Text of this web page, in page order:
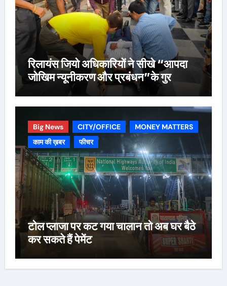
रिलायंस जियो अधिकारियों ने सीखे “आपदा
जोखिम न्यूनीकरण और प्रबंधन”के गुर
Big News CITY/OFFICE
MONEY MATTERS
काम की ख़बर
फीचर
टोल प्लाजा पर कट गया चालान तो अब घर बैठे
कर सकते हैं पेमेंट